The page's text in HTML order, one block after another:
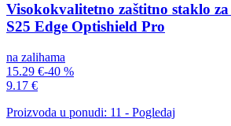
Visokokvalitetno zaštitno staklo
S25 Edge Optishield Pro
na zalihama
15.29 €-40 %
9.17 €
Proizvoda u ponudi: 11 - Pogledaj